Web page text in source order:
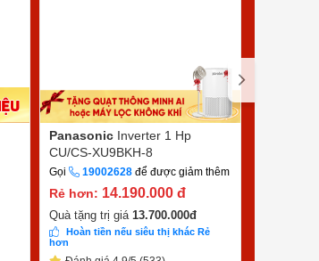
Panasonic Inverter 1 Hp
CU/CS-XU9BKH-8
Gọi 19002628 để được giảm thêm
Rẻ hơn: 14.190.000 đ
Quà tặng trị giá 13.700.000đ
Hoàn tiền nếu siêu thị khác Rẻ
hơn